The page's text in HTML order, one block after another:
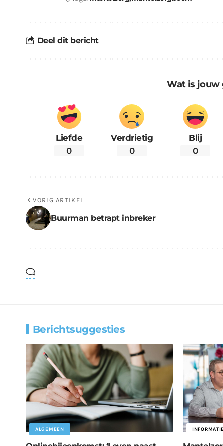
Deel dit bericht
Wat is jouw
Liefde
0
Verdrietig
0
Blij
0
VORIG ARTIKEL
Buurman betrapt inbreker
Berichtsuggesties
ALGEMEEN INFORMATIE